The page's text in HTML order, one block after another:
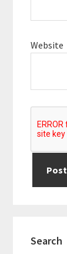
Website
Sidebar
Search